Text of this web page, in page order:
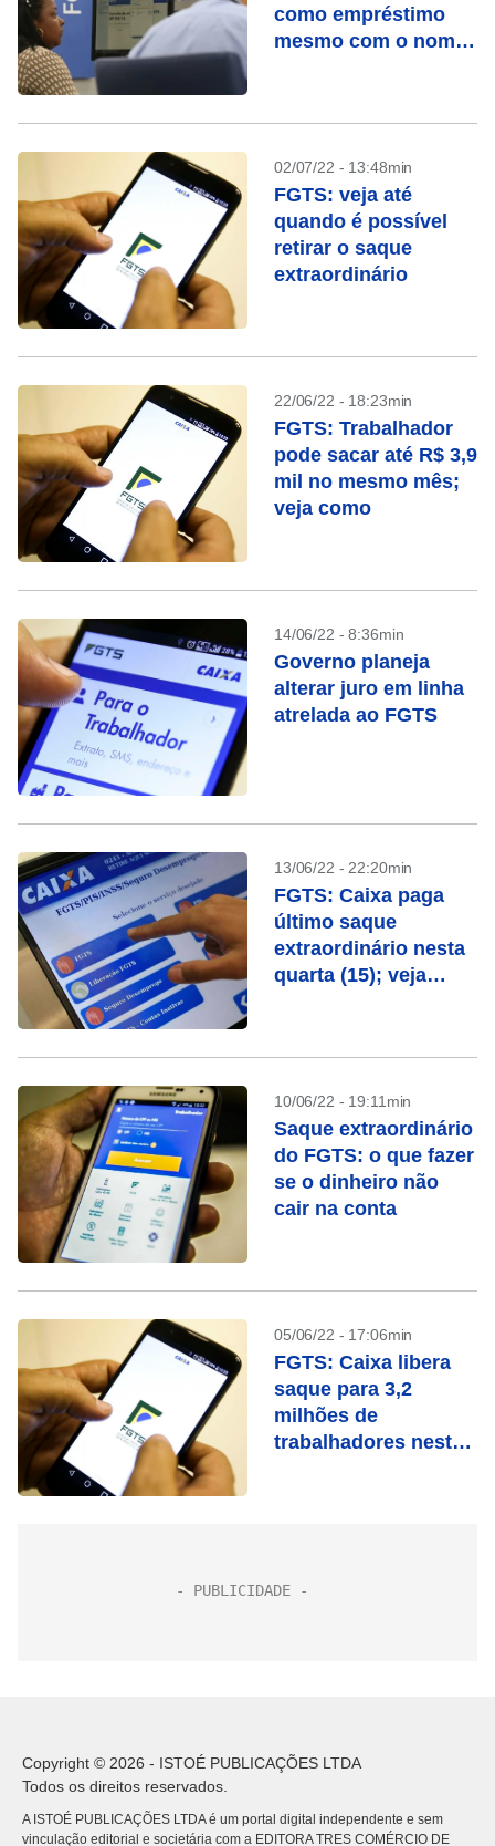
como empréstimo
mesmo com o nome
02/07/22 - 13:48min
FGTS: veja até
quando é possível
retirar o saque
extraordinário
22/06/22 - 18:23min
FGTS: Trabalhador
pode sacar até R$ 3,9
mil no mesmo mês;
veja como
14/06/22 - 8:36min
Governo planeja
alterar juro em linha
atrelada ao FGTS
13/06/22 - 22:20min
FGTS: Caixa paga
último saque
extraordinário nesta
quarta (15); veja
10/06/22 - 19:11min
Saque extraordinário
do FGTS: o que fazer
se o dinheiro não
cair na conta
05/06/22 - 17:06min
FGTS: Caixa libera
saque para 3,2
milhões de
trabalhadores nesta
Copyright © 2026 - ISTOÉ PUBLICAÇÕES LTDA
Todos os direitos reservados.
A ISTOÉ PUBLICAÇÕES LTDA é um portal digital independente e sem
vinculação editorial e societária com a EDITORA TRES COMÉRCIO DE